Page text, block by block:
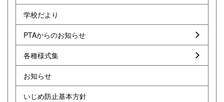
学校だより
PTAからのお知らせ
各種様式集
お知らせ
いじめ防止基本方針